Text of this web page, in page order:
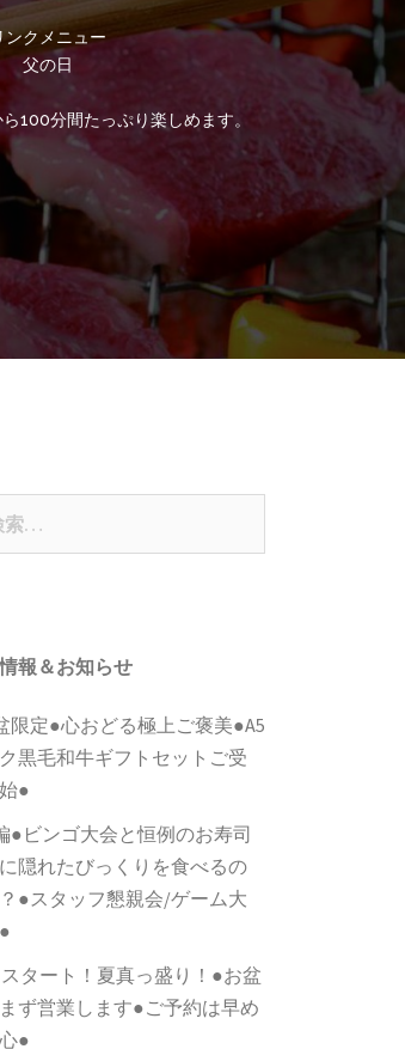
ンクメニュー
父の日
100分間たっぷり楽しめます。
報＆お知らせ
限定●心おどる極上ご褒美●A5
黒毛和牛ギフトセットご受
●
●ビンゴ大会と恒例のお寿司
隠れたびっくりを食べるの
●スタッフ懇親会/ゲーム大
タート！夏真っ盛り！●お盆
ず営業します●ご予約は早め
●